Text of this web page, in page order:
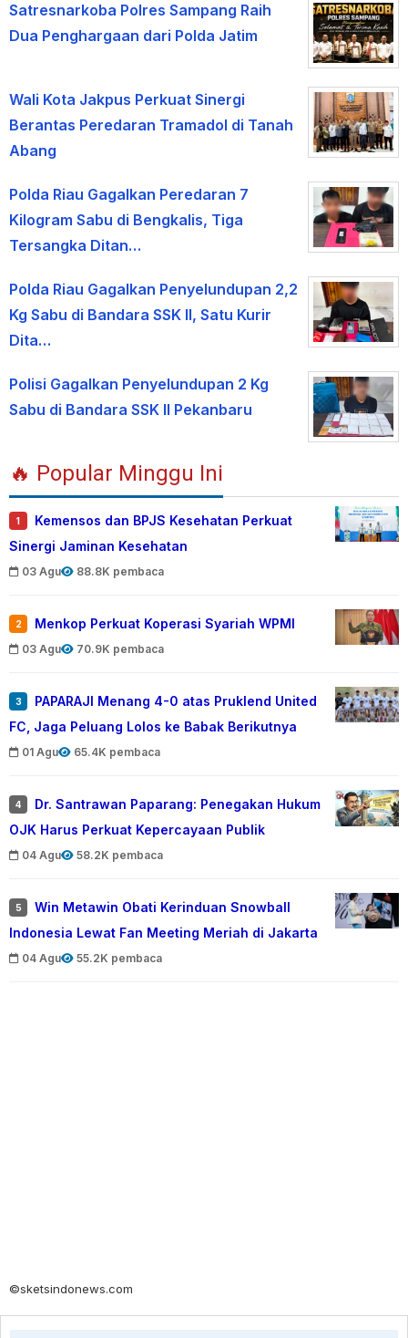
Satresnarkoba Polres Sampang Raih
Dua Penghargaan dari Polda Jatim
Wali Kota Jakpus Perkuat Sinergi
Berantas Peredaran Tramadol di Tanah
Abang
Polda Riau Gagalkan Peredaran 7
Kilogram Sabu di Bengkalis, Tiga
Tersangka Ditan…
Polda Riau Gagalkan Penyelundupan 2,2
Kg Sabu di Bandara SSK II, Satu Kurir
Dita…
Polisi Gagalkan Penyelundupan 2 Kg
Sabu di Bandara SSK II Pekanbaru
🔥 Popular Minggu Ini
1
Kemensos dan BPJS Kesehatan Perkuat
Sinergi Jaminan Kesehatan
03 Agu 88.8K pembaca
2 Menkop Perkuat Koperasi Syariah WPMI
03 Agu 70.9K pembaca
3
PAPARAJI Menang 4-0 atas Pruklend United
FC, Jaga Peluang Lolos ke Babak Berikutnya
01 Agu 65.4K pembaca
4
Dr. Santrawan Paparang: Penegakan Hukum
OJK Harus Perkuat Kepercayaan Publik
04 Agu 58.2K pembaca
5
Win Metawin Obati Kerinduan Snowball
Indonesia Lewat Fan Meeting Meriah di Jakarta
04 Agu 55.2K pembaca
©sketsindonews.com